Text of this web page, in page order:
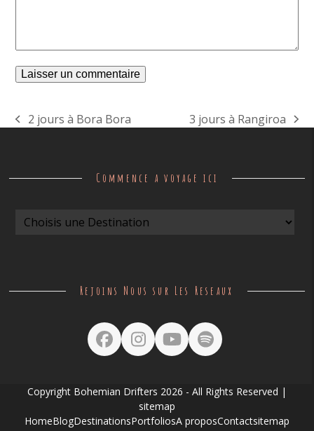
previous
2 jours à Bora Bora
next
3 jours à Rangiroa
Commence a voyage ici
Rejoins Nous sur Les Reseaux
Facebook
Instagram
YouTube
Spotify
Copyright Bohemian Drifters 2026 - All Rights Reserved |
sitemap
HomeBlogDestinationsPortfoliosA proposContactsitemap